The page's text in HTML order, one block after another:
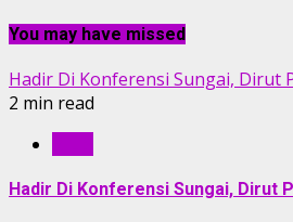
You may have missed
Hadir Di Konferensi Sungai, Dirut
2 min read
Hadir Di Konferensi Sungai, Dirut